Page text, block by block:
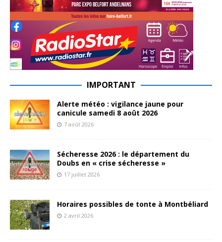
IMPORTANT
Alerte météo : vigilance jaune pour
canicule samedi 8 août 2026
7 août 2026
Sécheresse 2026 : le département du
Doubs en « crise sécheresse »
17 juillet 2026
Horaires possibles de tonte à Montbéliard
2 avril 2026